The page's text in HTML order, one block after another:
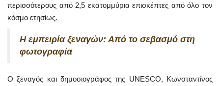
περισσότερους από 2,5 εκατομμύρια επισκέπτες από όλο τον
κόσμο ετησίως.
Η εμπειρία ξεναγών: Από το σεβασμό στη
φωτογραφία
Ο ξεναγός και δημοσιογράφος της UNESCO, Κωνσταντίνος